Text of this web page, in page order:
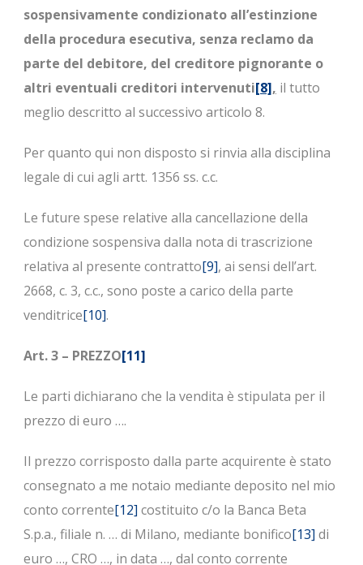
sospensivamente condizionato all’estinzione
della procedura esecutiva, senza reclamo da
parte del debitore, del creditore pignorante o
altri eventuali creditori intervenuti[8], il tutto
meglio descritto al successivo articolo 8.
Per quanto qui non disposto si rinvia alla disciplina
legale di cui agli artt. 1356 ss. c.c.
Le future spese relative alla cancellazione della
condizione sospensiva dalla nota di trascrizione
relativa al presente contratto[9], ai sensi dell’art.
2668, c. 3, c.c., sono poste a carico della parte
venditrice[10].
Art. 3 – PREZZO[11]
Le parti dichiarano che la vendita è stipulata per il
prezzo di euro ….
Il prezzo corrisposto dalla parte acquirente è stato
consegnato a me notaio mediante deposito nel mio
conto corrente[12] costituito c/o la Banca Beta
S.p.a., filiale n. … di Milano, mediante bonifico[13] di
euro …, CRO …, in data …, dal conto corrente